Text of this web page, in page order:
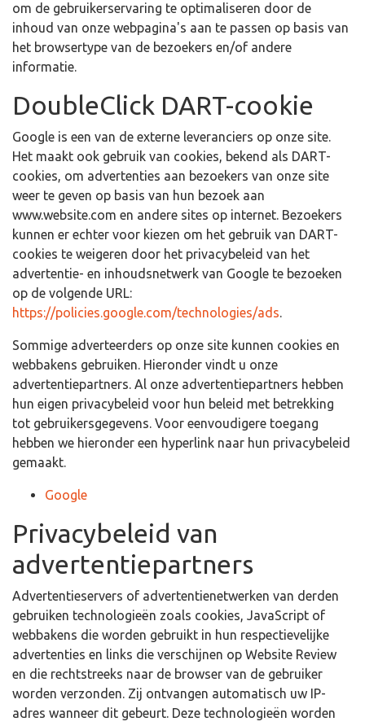
om de gebruikerservaring te optimaliseren door de
inhoud van onze webpagina's aan te passen op basis van
het browsertype van de bezoekers en/of andere
informatie.
DoubleClick DART-cookie
Google is een van de externe leveranciers op onze site.
Het maakt ook gebruik van cookies, bekend als DART-
cookies, om advertenties aan bezoekers van onze site
weer te geven op basis van hun bezoek aan
www.website.com en andere sites op internet. Bezoekers
kunnen er echter voor kiezen om het gebruik van DART-
cookies te weigeren door het privacybeleid van het
advertentie- en inhoudsnetwerk van Google te bezoeken
op de volgende URL:
https://policies.google.com/technologies/ads.
Sommige adverteerders op onze site kunnen cookies en
webbakens gebruiken. Hieronder vindt u onze
advertentiepartners. Al onze advertentiepartners hebben
hun eigen privacybeleid voor hun beleid met betrekking
tot gebruikersgegevens. Voor eenvoudigere toegang
hebben we hieronder een hyperlink naar hun privacybeleid
gemaakt.
Google
Privacybeleid van
advertentiepartners
Advertentieservers of advertentienetwerken van derden
gebruiken technologieën zoals cookies, JavaScript of
webbakens die worden gebruikt in hun respectievelijke
advertenties en links die verschijnen op Website Review
en die rechtstreeks naar de browser van de gebruiker
worden verzonden. Zij ontvangen automatisch uw IP-
adres wanneer dit gebeurt. Deze technologieën worden